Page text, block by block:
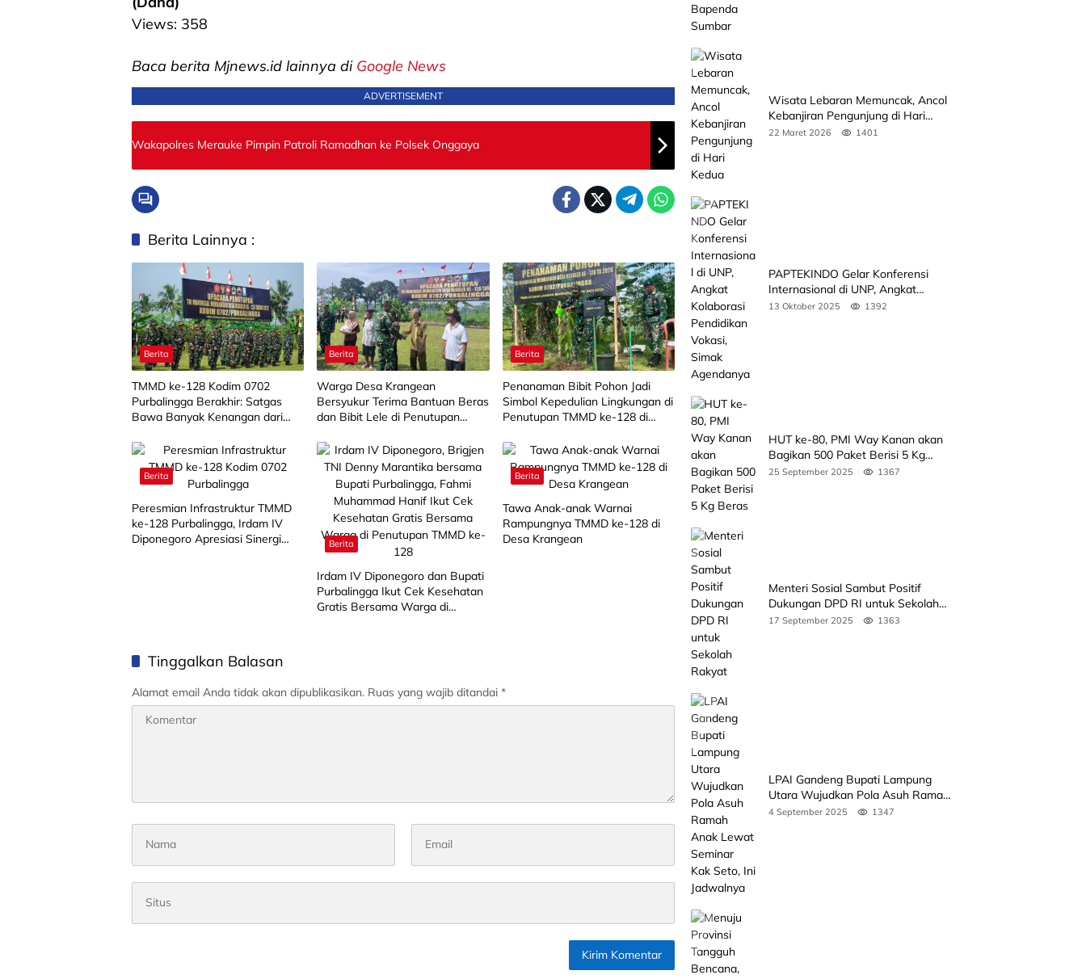
Views: 358
Baca berita Mjnews.id lainnya di Google News
ADVERTISEMENT
Wakapolres Merauke Pimpin Patroli Ramadhan ke Polsek Onggaya
Berita Lainnya :
Berita
TMMD ke-128 Kodim 0702
Purbalingga Berakhir: Satgas
Bawa Banyak Kenangan dari
Warnai Perpisahan
Berita
Warga Desa Krangean
Bersyukur Terima Bantuan Beras
dan Bibit Lele di Penutupan
Berita
Penanaman Bibit Pohon Jadi
Simbol Kepedulian Lingkungan di
Penutupan TMMD ke-128 di
Berita
Peresmian Infrastruktur TMMD
ke-128 Purbalingga, Irdam IV
Diponegoro Apresiasi Sinergi
Berita
Irdam IV Diponegoro dan Bupati
Purbalingga Ikut Cek Kesehatan
Gratis Bersama Warga di
Berita
Tawa Anak-anak Warnai
Rampungnya TMMD ke-128 di
Desa Krangean
Tinggalkan Balasan
Alamat email Anda tidak akan dipublikasikan. Ruas yang wajib ditandai *
Wisata Lebaran Memuncak, Ancol
Kebanjiran Pengunjung di Hari
Kedua
22 Maret 2026 1401
PAPTEKINDO Gelar Konferensi
Internasional di UNP, Angkat
Kolaborasi Pendidikan Vokasi,
13 Oktober 2025 1392
HUT ke-80, PMI Way Kanan akan
Bagikan 500 Paket Berisi 5 Kg
Beras
25 September 2025 1367
Menteri Sosial Sambut Positif
Dukungan DPD RI untuk Sekolah
Rakyat
17 September 2025 1363
LPAI Gandeng Bupati Lampung
Utara Wujudkan Pola Asuh Ramah
Anak Lewat Seminar Kak Seto, Ini
4 September 2025 1347